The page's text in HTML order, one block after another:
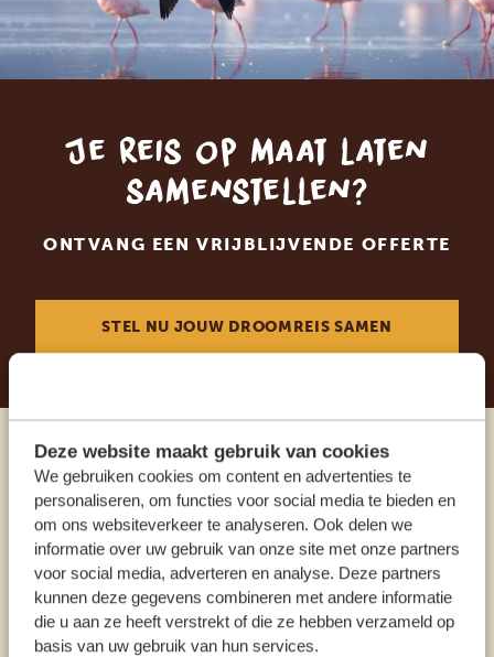
Deze website maakt gebruik van cookies
We gebruiken cookies om content en advertenties te
personaliseren, om functies voor social media te bieden en
om ons websiteverkeer te analyseren. Ook delen we
informatie over uw gebruik van onze site met onze partners
voor social media, adverteren en analyse. Deze partners
kunnen deze gegevens combineren met andere informatie
die u aan ze heeft verstrekt of die ze hebben verzameld op
basis van uw gebruik van hun services.
Je reis op maat laten
samenstellen?
ONTVANG EEN VRIJBLIJVENDE OFFERTE
STEL NU JOUW DROOMREIS SAMEN
Praat met een expert
ONZE SPECIALISTEN STAAN VOOR JE KLAAR
NL:+31 174 700 212